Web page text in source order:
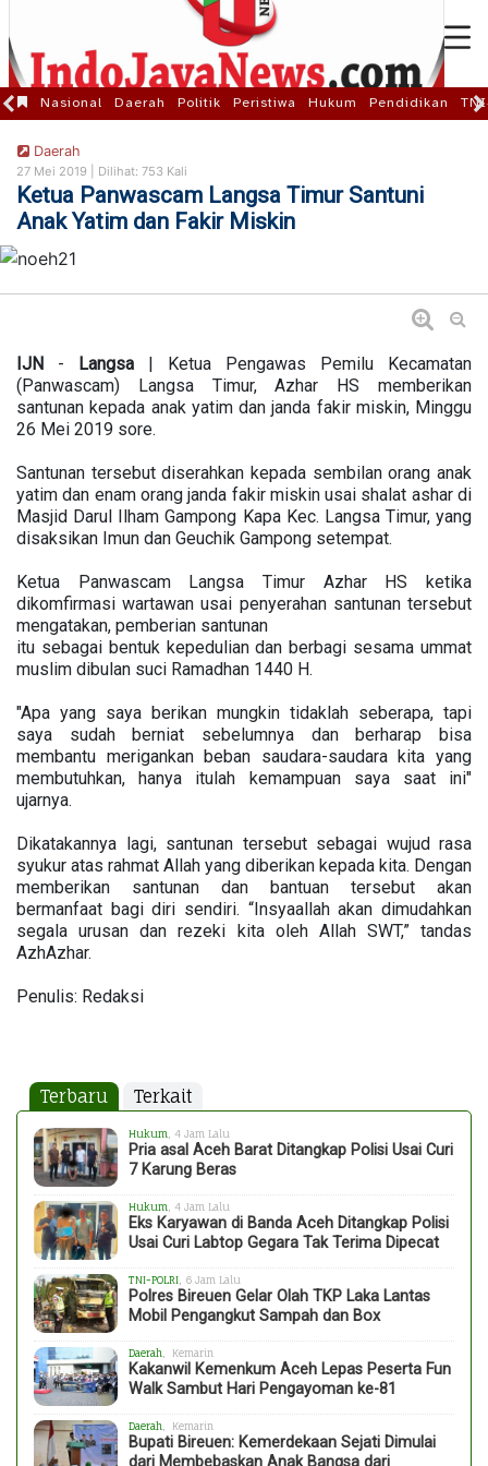
Nasional Daerah Politik Peristiwa Hukum Pendidikan
Daerah
27 Mei 2019 | Dilihat: 753 Kali
Ketua Panwascam Langsa Timur Santuni
Anak Yatim dan Fakir Miskin
IJN - Langsa | Ketua Pengawas Pemilu Kecamatan
(Panwascam) Langsa Timur, Azhar HS memberikan
santunan kepada anak yatim dan janda fakir miskin, Minggu
26 Mei 2019 sore.
Santunan tersebut diserahkan kepada sembilan orang anak
yatim dan enam orang janda fakir miskin usai shalat ashar di
Masjid Darul Ilham Gampong Kapa Kec. Langsa Timur, yang
disaksikan Imun dan Geuchik Gampong setempat.
Ketua Panwascam Langsa Timur Azhar HS ketika
dikomfirmasi wartawan usai penyerahan santunan tersebut
mengatakan, pemberian santunan
itu sebagai bentuk kepedulian dan berbagi sesama ummat
muslim dibulan suci Ramadhan 1440 H.
"Apa yang saya berikan mungkin tidaklah seberapa, tapi
saya sudah berniat sebelumnya dan berharap bisa
membantu merigankan beban saudara-saudara kita yang
membutuhkan, hanya itulah kemampuan saya saat ini"
ujarnya.
Dikatakannya lagi, santunan tersebut sebagai wujud rasa
syukur atas rahmat Allah yang diberikan kepada kita. Dengan
memberikan santunan dan bantuan tersebut akan
bermanfaat bagi diri sendiri. “Insyaallah akan dimudahkan
segala urusan dan rezeki kita oleh Allah SWT,” tandas
AzhAzhar.
Penulis: Redaksi
Terbaru Terkait
Hukum , 4 Jam Lalu
Pria asal Aceh Barat Ditangkap Polisi Usai Curi
7 Karung Beras
Hukum , 4 Jam Lalu
Eks Karyawan di Banda Aceh Ditangkap Polisi
Usai Curi Labtop Gegara Tak Terima Dipecat
TNI-POLRI , 6 Jam Lalu
Polres Bireuen Gelar Olah TKP Laka Lantas
Mobil Pengangkut Sampah dan Box
Daerah , Kemarin
Kakanwil Kemenkum Aceh Lepas Peserta Fun
Walk Sambut Hari Pengayoman ke-81
Daerah , Kemarin
Bupati Bireuen: Kemerdekaan Sejati Dimulai
dari Membebaskan Anak Bangsa dari